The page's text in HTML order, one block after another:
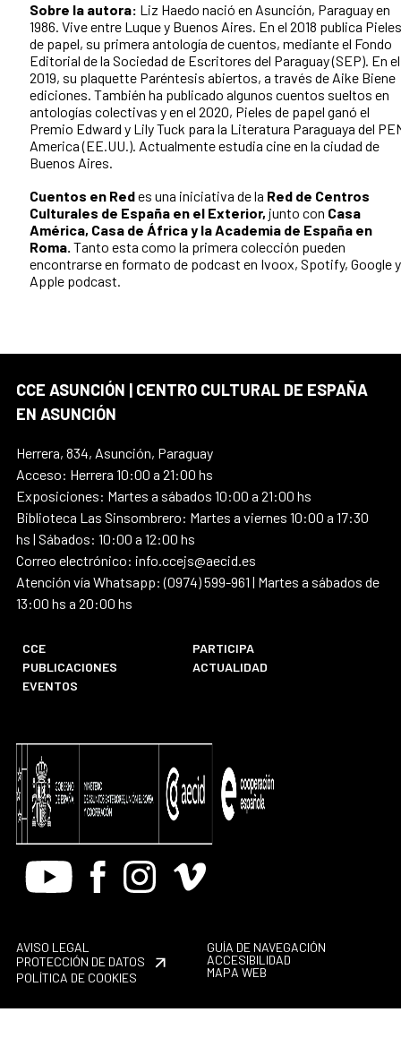
Sobre la autora: Liz Haedo nació en Asunción, Paraguay en
1986. Vive entre Luque y Buenos Aires. En el 2018 publica Pieles
de papel, su primera antología de cuentos, mediante el Fondo
Editorial de la Sociedad de Escritores del Paraguay (SEP). En el
2019, su plaquette Paréntesis abiertos, a través de Aike Biene
ediciones. También ha publicado algunos cuentos sueltos en
antologías colectivas y en el 2020, Pieles de papel ganó el
Premio Edward y Lily Tuck para la Literatura Paraguaya del
America (EE.UU.). Actualmente estudia cine en la ciudad de
Buenos Aires.
Cuentos en Redes una iniciativa de la Red de Centros
Culturales de España en el Exterior, junto con Casa
América, Casa de África y la Academia de España en
Roma. Tanto esta como la primera colección pueden
encontrarse en formato de podcast en Ivoox, Spotify, Google y
Apple podcast.
CCE ASUNCIÓN | CENTRO CULTURAL DE ESPAÑA
EN ASUNCIÓN
Herrera, 834, Asunción, Paraguay
Acceso: Herrera 10:00 a 21:00 hs
Exposiciones: Martes a sábados 10:00 a 21:00 hs
Biblioteca Las Sinsombrero: Martes a viernes 10:00 a 17:30
hs | Sábados: 10:00 a 12:00 hs
Correo electrónico: info.ccejs@aecid.es
Atención vía Whatsapp: (0974) 599-961 | Martes a sábados de
13:00 hs a 20:00 hs
CCE
PARTICIPA
PUBLICACIONES
ACTUALIDAD
EVENTOS
Youtube FacebookInstagram
Vimeo
AVISO LEGAL
PROTECCIÓN DE DATOS
POLÍTICA DE COOKIES
GUÍA DE NAVEGACIÓN
ACCESIBILIDAD
MAPA WEB